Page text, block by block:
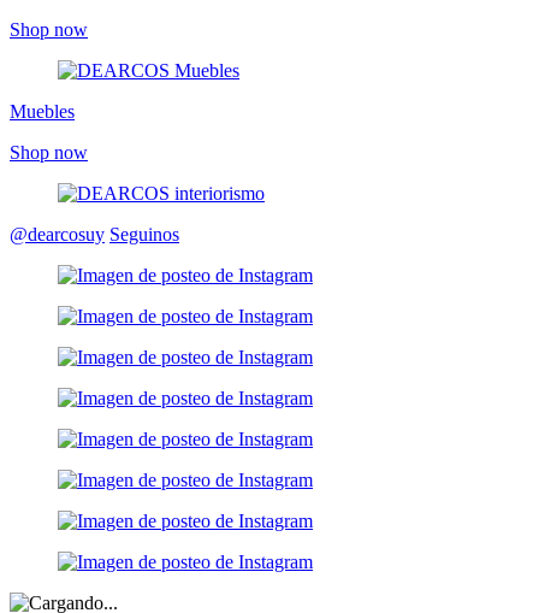
Shop now
Muebles
Shop now
@dearcosuy Seguinos